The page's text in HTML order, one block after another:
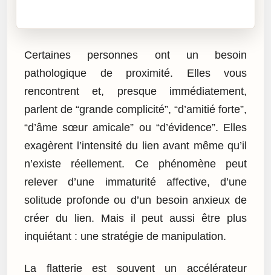
Certaines personnes ont un besoin
pathologique de proximité. Elles vous
rencontrent et, presque immédiatement,
parlent de “grande complicité”, “d’amitié forte”,
“d’âme sœur amicale” ou “d’évidence”. Elles
exagèrent l’intensité du lien avant même qu’il
n’existe réellement. Ce phénomène peut
relever d’une immaturité affective, d’une
solitude profonde ou d’un besoin anxieux de
créer du lien. Mais il peut aussi être plus
inquiétant : une stratégie de manipulation.
La flatterie est souvent un accélérateur